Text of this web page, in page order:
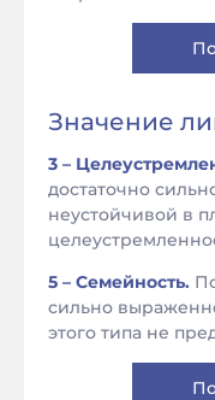
Значение
3 –
достаточно
неустойчивой в
5 – Семейность.
сильно
этого типа не